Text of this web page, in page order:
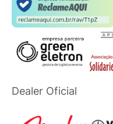
Dealer Oficial